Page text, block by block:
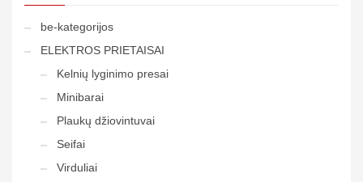
be-kategorijos
ELEKTROS PRIETAISAI
Kelnių lyginimo presai
Minibarai
Plaukų džiovintuvai
Seifai
Virduliai